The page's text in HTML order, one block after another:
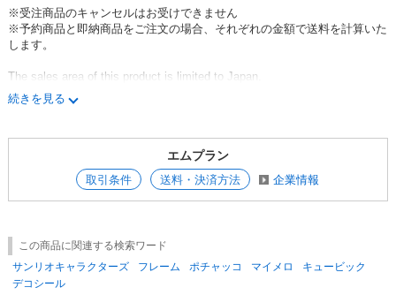
※受注商品のキャンセルはお受けできません
※予約商品と即納商品をご注文の場合、それぞれの金額で送料を計算いた
します。
The sales area of this product is limited to Japan.
It cannot be sold in countries other than Japan.
日本以外の国で販売することはできません。
這個地方的產品銷售區域僅限於日本
不能在日本以外的國家/地區銷售
続きを見る
エムプラン
取引条件 送料・決済方法 企業情報
この商品に関連する検索ワード
サンリオキャラクターズ
フレーム ポチャッコ マイメロ
キュービック
デコシール